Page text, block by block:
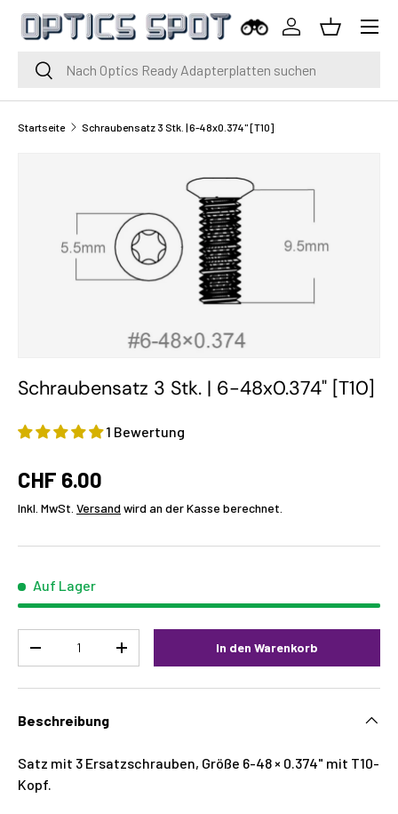
Zum Inhalt springen
SucheSuche
Einloggen
Korb
Menü
Startseite Schraubensatz 3 Stk. | 6-48x0.374" [T10]
Schraubensatz 3 Stk. | 6-48x0.374" [T10]
1 Bewertung
CHF 6.00
Inkl. MwSt. Versand wird an der Kasse berechnet.
Auf Lager
-
+ In den Warenkorb
Beschreibung
Satz mit 3 Ersatzschrauben, Größe 6-48 × 0.374" mit T10-
Kopf.